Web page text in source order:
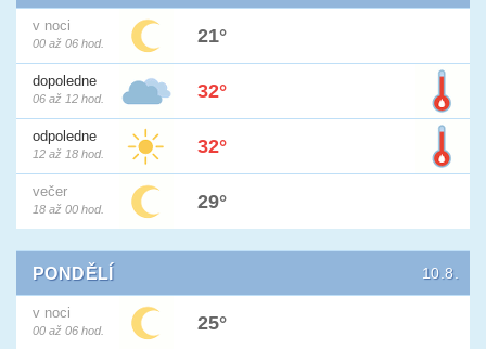
v noci
00 až 06 hod. 21°
dopoledne
06 až 12 hod. 32°
odpoledne
12 až 18 hod. 32°
večer
18 až 00 hod. 29°
PONDĚLÍ 10.8.
v noci
00 až 06 hod. 25°